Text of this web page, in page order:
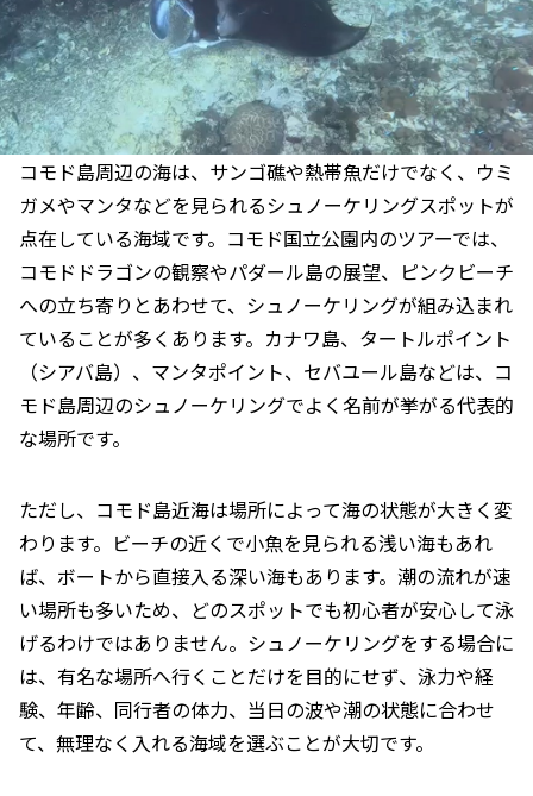
コモド島周辺の海は、サンゴ礁や熱帯魚だけでなく、ウミ
ガメやマンタなどを見られるシュノーケリングスポットが
点在している海域です。コモド国立公園内のツアーでは、
コモドドラゴンの観察やパダール島の展望、ピンクビーチ
への立ち寄りとあわせて、シュノーケリングが組み込まれ
ていることが多くあります。カナワ島、タートルポイント
（シアバ島）、マンタポイント、セバユール島などは、コ
モド島周辺のシュノーケリングでよく名前が挙がる代表的
な場所です。
ただし、コモド島近海は場所によって海の状態が大きく変
わります。ビーチの近くで小魚を見られる浅い海もあれ
ば、ボートから直接入る深い海もあります。潮の流れが速
い場所も多いため、どのスポットでも初心者が安心して泳
げるわけではありません。シュノーケリングをする場合に
は、有名な場所へ行くことだけを目的にせず、泳力や経
験、年齢、同行者の体力、当日の波や潮の状態に合わせ
て、無理なく入れる海域を選ぶことが大切です。